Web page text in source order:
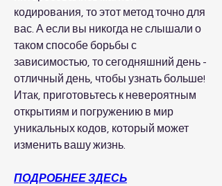
кодирования, то этот метод точно для
вас. А если вы никогда не слышали о
таком способе борьбы с
зависимостью, то сегодняшний день -
отличный день, чтобы узнать больше!
Итак, приготовьтесь к невероятным
открытиям и погружению в мир
уникальных кодов, который может
изменить вашу жизнь.
ПОДРОБНЕЕ ЗДЕСЬ